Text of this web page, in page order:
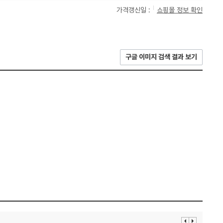
가격갱신일 : 쇼핑몰 정보 확인
구글 이미지 검색 결과 보기